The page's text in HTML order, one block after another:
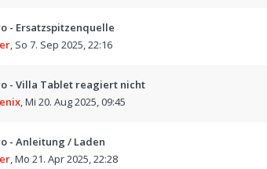
- Ersatzspitzenquelle
, So 7. Sep 2025, 22:16
- Villa Tablet reagiert nicht
,Mi 20. Aug 2025, 09:45
- Anleitung / Laden
,Mo 21. Apr 2025, 22:28